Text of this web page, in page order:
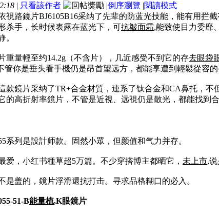
| 只看該作者 |倒序瀏覽 |閱讀模式
視路鏡片BJ6105B16采纳了先辈的防蓝光技能，能有用
杀手，长时候表露在蓝光下，可抗皺面霜,能致使目力委靡
。
重量輕至约14.2g（不含片），几近感受不到它的存去眼袋
管你是垂头看手機仍是昂首望远方，都能享遭到輕鬆從容的
這款鏡片采纳了TR+合金材質，連系了钛合金和CA鼻托，
的高折射率鏡片，不管是近視、远視仍是散光，都能找到
系列是設計师款。固然小眾，但颜值和气力并存。
爱，小红书種草超5万篇。不少穿搭博主都晒它， 未上市,
是盖的，鏡片浮滑還抗打击。寻求品格糊口的必入。
51-B能量梳,K眼鏡片